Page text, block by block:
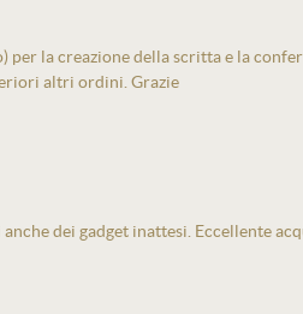
per la creazione della scritta e la
altri ordini. Grazie
dei gadget inattesi. Eccellente